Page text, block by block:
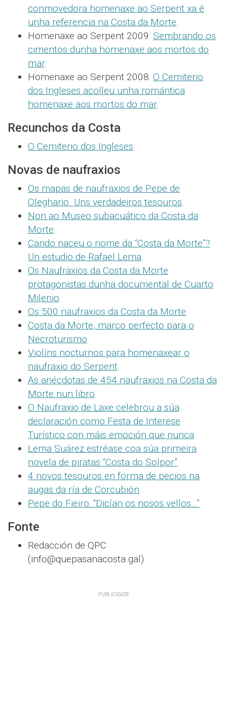
conmovedora homenaxe ao Serpent xa é
unha referencia na Costa da Morte.
Homenaxe ao Serpent 2009: Sembrando os
cimentos dunha homenaxe aos mortos do
mar.
Homenaxe ao Serpent 2008: O Cemiterio
dos Ingleses acolleu unha romántica
homenaxe aos mortos do mar.
Recunchos da Costa
O Cemiterio dos Ingleses.
Novas de naufraxios
Os mapas de naufraxios de Pepe de
Oleghario. Uns verdadeiros tesouros.
Non ao Museo subacuático da Costa da
Morte.
Cando naceu o nome da “Costa da Morte”?
Un estudio de Rafael Lema.
Os Naufraxios da Costa da Morte
protagonistas dunha documental de Cuarto
Milenio.
Os 500 naufraxios da Costa da Morte.
Costa da Morte, marco perfecto para o
Necroturismo.
Violíns nocturnos para homenaxear o
naufraxio do Serpent.
As anécdotas de 454 naufraxios na Costa da
Morte nun libro.
O Naufraxio de Laxe celebrou a súa
declaración como Festa de Interese
Turístico con máis emoción que nunca.
Lema Suárez estréase coa súa primeira
novela de piratas “Costa do Solpor”.
4 novos tesouros en forma de pecios na
augas da ría de Corcubión.
Pepe do Fieiro: “Dicían os nosos vellos…”.
Fonte
Redacción de QPC
(info@quepasanacosta.gal).